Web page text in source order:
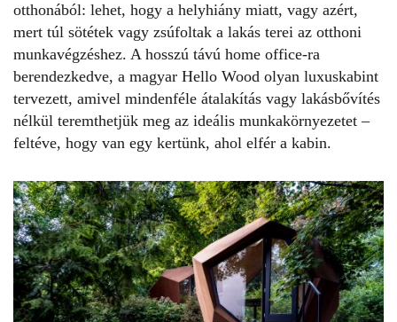
otthonából: lehet, hogy a helyhiány miatt, vagy azért,
mert túl sötétek vagy zsúfoltak a lakás terei az otthoni
munkavégzéshez. A hosszú távú home office-ra
berendezkedve, a magyar Hello Wood olyan luxuskabint
tervezett, amivel mindenféle átalakítás vagy lakásbővítés
nélkül teremthetjük meg az ideális munkakörnyezetet –
feltéve, hogy van egy kertünk, ahol elfér a kabin.